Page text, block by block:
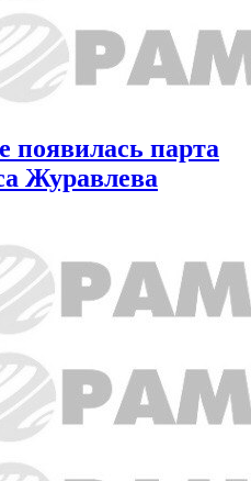
появилась парта
Журавлева